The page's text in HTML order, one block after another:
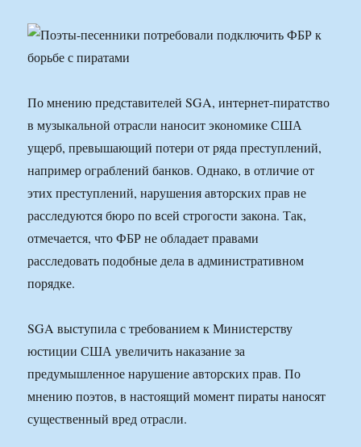
По мнению представителей SGA, интернет-пиратство
в музыкальной отрасли наносит экономике США
ущерб, превышающий потери от ряда преступлений,
например ограблений банков. Однако, в отличие от
этих преступлений, нарушения авторских прав не
расследуются бюро по всей строгости закона. Так,
отмечается, что ФБР не обладает правами
расследовать подобные дела в административном
порядке.
SGA выступила с требованием к Министерству
юстиции США увеличить наказание за
предумышленное нарушение авторских прав. По
мнению поэтов, в настоящий момент пираты наносят
существенный вред отрасли.